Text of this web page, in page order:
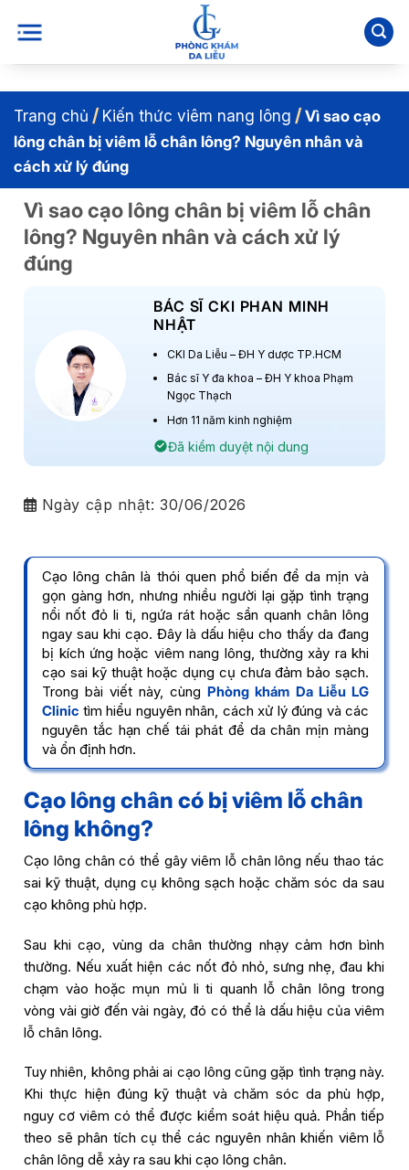
qua
Trang chủ / Kiến thức viêm nang lông /Vì sao cạo
lông chân bị viêm lỗ chân lông? Nguyên nhân và
cách xử lý đúng
Vì sao cạo lông chân bị viêm lỗ chân
lông? Nguyên nhân và cách xử lý
đúng
BÁC SĨ CKI PHAN MINH
NHẬT
CKI Da Liễu – ĐH Y dược TP.HCM
Bác sĩ Y đa khoa – ĐH Y khoa Phạm
Ngọc Thạch
Hơn 11 năm kinh nghiệm
Đã kiểm duyệt nội dung
Ngày cập nhật:30/06/2026
Cạo lông chân là thói quen phổ biến để da mịn và
gọn gàng hơn, nhưng nhiều người lại gặp tình trạng
nổi nốt đỏ li ti, ngứa rát hoặc sần quanh chân lông
ngay sau khi cạo. Đây là dấu hiệu cho thấy da đang
bị kích ứng hoặc viêm nang lông, thường xảy ra khi
cạo sai kỹ thuật hoặc dụng cụ chưa đảm bảo sạch.
Trong bài viết này, cùngPhòng khám Da Liễu LG
Clinic tìm hiểu nguyên nhân, cách xử lý đúng và các
nguyên tắc hạn chế tái phát để da chân mịn màng
và ổn định hơn.
Cạo lông chân có bị viêm lỗ chân
lông không?
Cạo lông chân có thể gây viêm lỗ chân lông nếu thao tác
sai kỹ thuật, dụng cụ không sạch hoặc chăm sóc da sau
cạo không phù hợp.
Sau khi cạo, vùng da chân thường nhạy cảm hơn bình
thường. Nếu xuất hiện các nốt đỏ nhỏ, sưng nhẹ, đau khi
chạm vào hoặc mụn mủ li ti quanh lỗ chân lông trong
vòng vài giờ đến vài ngày, đó có thể là dấu hiệu của viêm
lỗ chân lông.
Tuy nhiên, không phải ai cạo lông cũng gặp tình trạng này.
Khi thực hiện đúng kỹ thuật và chăm sóc da phù hợp,
nguy cơ viêm có thể được kiểm soát hiệu quả. Phần tiếp
theo sẽ phân tích cụ thể các nguyên nhân khiến viêm lỗ
chân lông dễ xảy ra sau khi cạo lông chân.